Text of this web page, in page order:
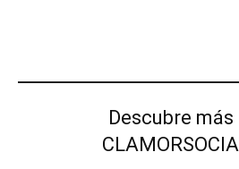
Descubre